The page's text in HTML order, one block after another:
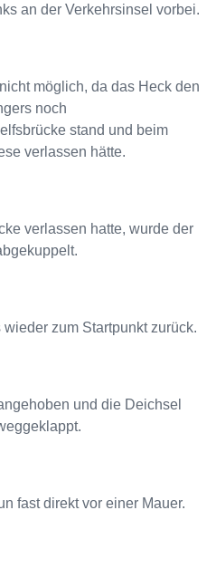
an der Verkehrsinsel vorbei.
möglich, da das Heck den
noch
stand und beim
verlassen hätte.
verlassen hatte, wurde der
zum Startpunkt zurück.
und die Deichsel
fast direkt vor einer Mauer.